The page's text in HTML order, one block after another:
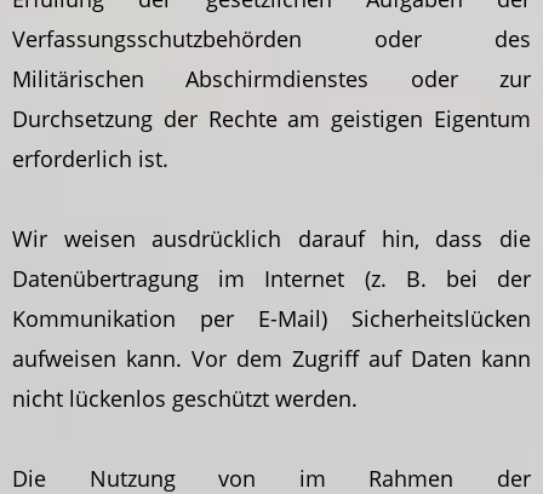
Verfassungsschutzbehörden oder des
Militärischen Abschirmdienstes oder zur
Durchsetzung der Rechte am geistigen Eigentum
erforderlich ist.
Wir weisen ausdrücklich darauf hin, dass die
Datenübertragung im Internet (z. B. bei der
Kommunikation per E-Mail) Sicherheitslücken
aufweisen kann. Vor dem Zugriff auf Daten kann
nicht lückenlos geschützt werden.
Die Nutzung von im Rahmen der